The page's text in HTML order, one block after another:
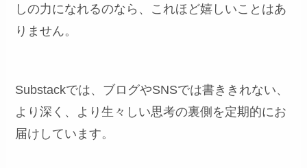
しの力になれるのなら、これほど嬉しいことはあ
りません。
Substackでは、ブログやSNSでは書ききれない、
より深く、より生々しい思考の裏側を定期的にお
届けしています。